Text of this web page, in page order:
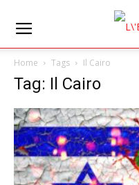
Home Tags Il Cairo
Tag: Il Cairo